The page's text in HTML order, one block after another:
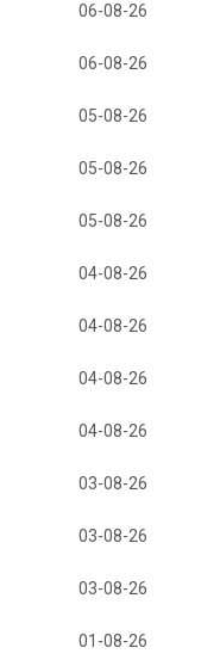
06-08-26
06-08-26
05-08-26
05-08-26
05-08-26
04-08-26
04-08-26
04-08-26
04-08-26
03-08-26
03-08-26
03-08-26
01-08-26